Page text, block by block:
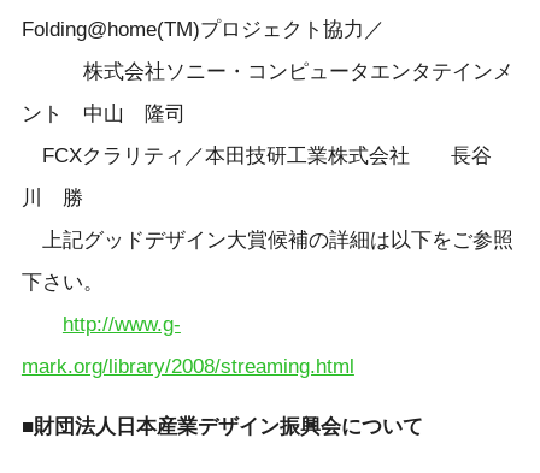
Folding@home(TM)プロジェクト協力／
株式会社ソニー・コンピュータエンタテインメ
ント 中山 隆司
FCXクラリティ／本田技研工業株式会社 長谷
川 勝
上記グッドデザイン大賞候補の詳細は以下をご参照
下さい。
http://www.g-
mark.org/library/2008/streaming.html
■財団法人日本産業デザイン振興会について